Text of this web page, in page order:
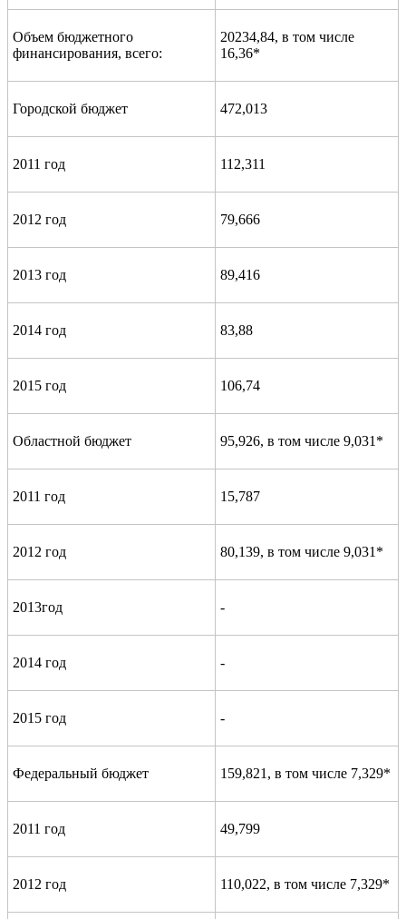
Объем бюджетного
финансирования, всего:
20234,84, в том числе
16,36*
Городской бюджет 472,013
2011 год 112,311
2012 год 79,666
2013 год 89,416
2014 год 83,88
2015 год 106,74
Областной бюджет 95,926, в том числе 9,031*
2011 год 15,787
2012 год 80,139, в том числе 9,031*
2013год -
2014 год -
2015 год -
Федеральный бюджет 159,821, в том числе 7,329*
2011 год 49,799
2012 год 110,022, в том числе 7,329*